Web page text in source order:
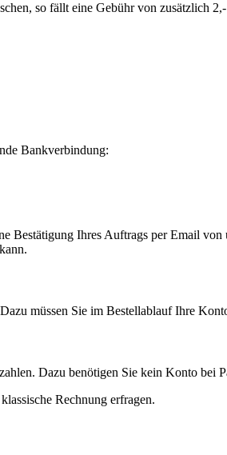
so fällt eine Gebühr von zusätzlich
Bankverbindung:
Bestätigung Ihres Auftrags per Email
müssen Sie im Bestellablauf Ihre
Dazu benötigen Sie kein Konto
Rechnung erfragen.